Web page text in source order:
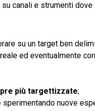
su canali e strumenti
su un target ben
ed eventualmente
più targettizzate;
sperimentando nuove